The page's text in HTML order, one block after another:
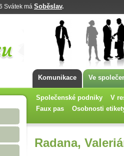
Svátek má Soběslav.
Komunikace Ve
Společenské podniky
V
Faux pas
Osobnosti
Radana,